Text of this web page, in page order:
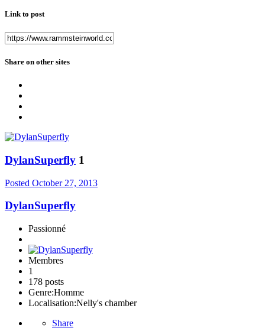
Link to post
Share on other sites
DylanSuperfly 1
Posted October 27, 2013
DylanSuperfly
Passionné
Membres
1
178 posts
Genre:Homme
Localisation:Nelly's chamber
Share